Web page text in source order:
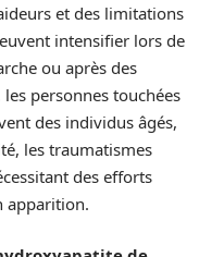
et des limitations
intensifier lors de
ou après des
personnes touchées
des individus âgés,
les traumatismes
des efforts
apparition.